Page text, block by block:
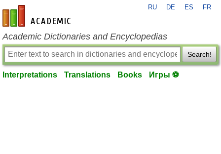
en-academic.com
RU DE ES FR
Academic Dictionaries and Encyclopedias
Search!
Interpretations Translations Books Игры ⚽